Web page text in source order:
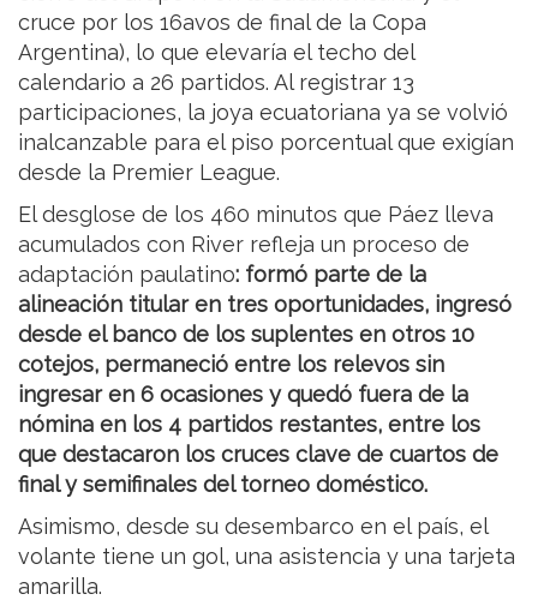
cruce por los 16avos de final de la Copa
Argentina), lo que elevaría el techo del
calendario a 26 partidos. Al registrar 13
participaciones, la joya ecuatoriana ya se volvió
inalcanzable para el piso porcentual que exigían
desde la Premier League.
El desglose de los 460 minutos que Páez lleva
acumulados con River refleja un proceso de
adaptación paulatino: formó parte de la
alineación titular en tres oportunidades, ingresó
desde el banco de los suplentes en otros 10
cotejos, permaneció entre los relevos sin
ingresar en 6 ocasiones y quedó fuera de la
nómina en los 4 partidos restantes, entre los
que destacaron los cruces clave de cuartos de
final y semifinales del torneo doméstico.
Asimismo, desde su desembarco en el país, el
volante tiene un gol, una asistencia y una tarjeta
amarilla.